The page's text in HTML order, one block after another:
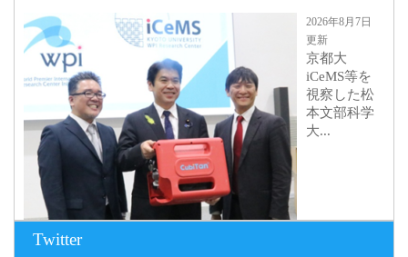
2026年8月7日
更新
京都大
iCeMS等を
視察した松
本文部科学
大...
Twitter